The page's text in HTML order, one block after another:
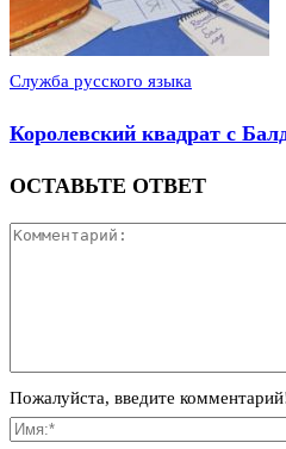
Служба русского языка
Королевский квадрат с
ОСТАВЬТЕ ОТВЕТ
Пожалуйста, введите